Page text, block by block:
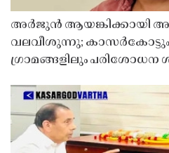
അർജുൻ ആയങ്കിക്കായി
വലവീശുന്നു;
ഗ്രാമങ്ങളിലും പരിശോധന